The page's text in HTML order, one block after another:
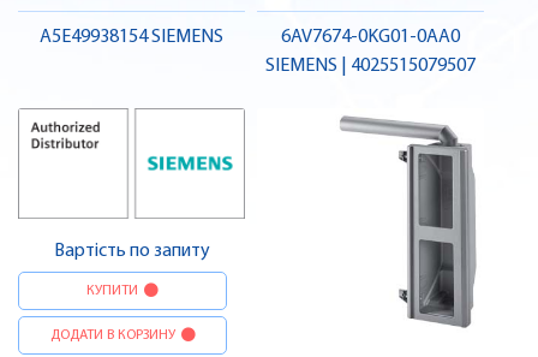
A5E49938154 SIEMENS
Вартість по запиту
КУПИТИ
ДОДАТИ В КОРЗИНУ
6AV7674-0KG01-0AA0
SIEMENS | 4025515079507